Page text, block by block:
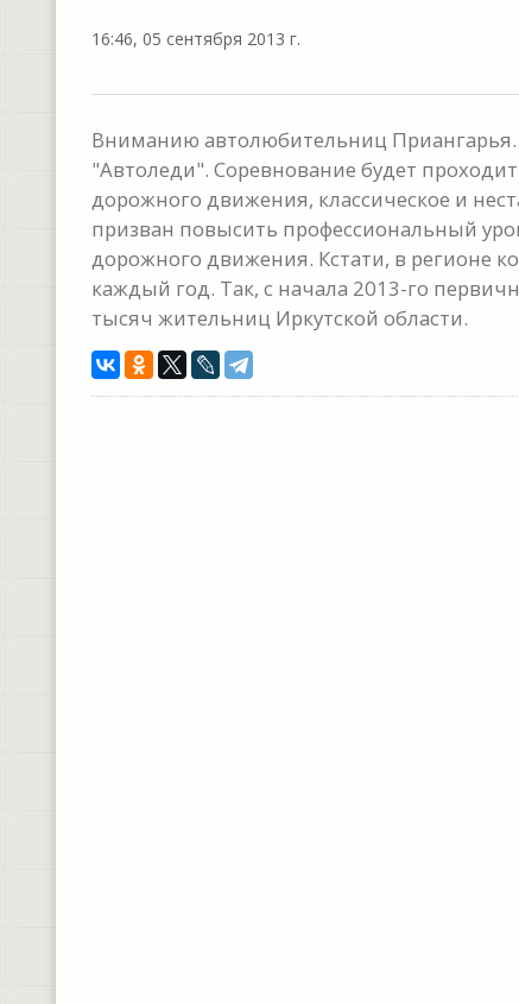
16:46, 05 сентября 2013 г.
Вниманию автолюбительниц Приангарья.
"Автоледи". Соревнование будет
дорожного движения, классическое и
призван повысить профессиональный
дорожного движения. Кстати, в регионе
каждый год. Так, с начала 2013-го
тысяч жительниц Иркутской области.